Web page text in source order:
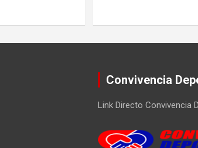
Convivencia
Link Directo Convivencia